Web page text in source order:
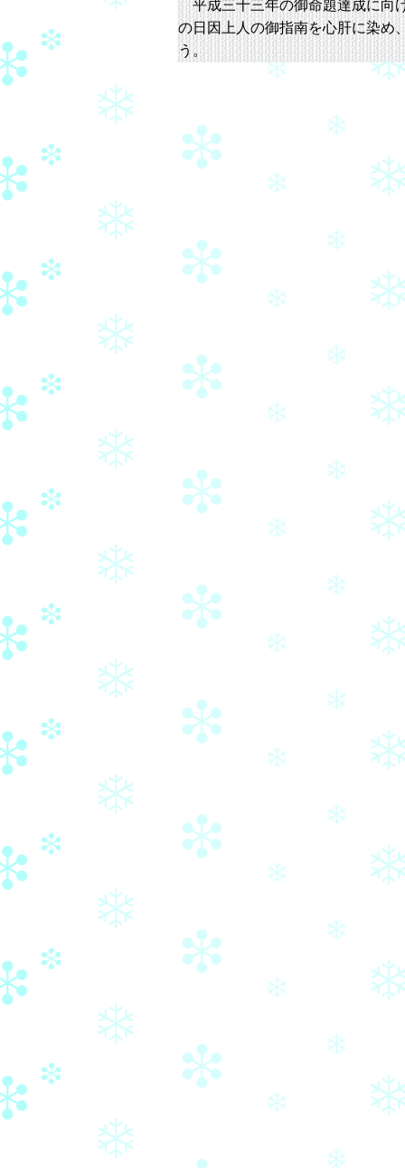
平成三十三年の御命題達成に向
の日因上人の御指南を心肝に染め
う。